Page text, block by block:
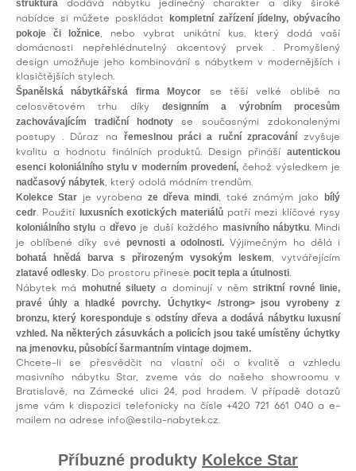
struktura dodává nábytku jedinečný charakter a díky široké
nabídce si můžete poskládat
kompletní zařízení jídelny, obývacího
pokoje či ložnice, nebo vybrat unikátní kus, který dodá vaší
domácnosti nepřehlédnutelný akcentový prvek . Promyšlený
design umožňuje jeho kombinování s nábytkem v modernějších i
klasičtějších stylech.
Španělská nábytkářská firma Moycor se těší velké oblibě na
celosvětovém trhu díky designním a výrobním procesům
zachovávajícím tradiční hodnotyse současnými zdokonalenými
postupy . Důraz na řemeslnou práci a ruční zpracovánízvyšuje
kvalitu a hodnotu finálních produktů. Design přináší autentickou
esenci koloniálního stylu v moderním provedení,čehož výsledkem je
nadčasový nábytek, který odolá módním trendům.
Kolekce Starje vyrobenaze dřeva mindi, také známým jako
bílý
cedr. Použití luxusních exotických materiálůpatří mezi klíčové rysy
koloniálního stylu adřevo je duší každého masivního nábytku. Mindi
je oblíbené díky své pevnosti a odolnosti. Výjimečným ho dělá i
bohatá hnědá barva s přirozeným vysokým leskem, vytvářejícím
zlatavé odlesky. Do prostoru přinese pocit tepla a útulnosti.
Nábytek má mohutné siluetya dominují v němstriktní rovné linie,
pravé úhly a hladké povrchy.
Úchytky< /strong> jsou vyrobenyz
bronzu, který koresponduje s odstíny dřeva a dodává nábytku luxusní
vzhled. Na některých zásuvkách a policích jsou také umístěny úchytky
na jmenovku, působící šarmantním vintage dojmem.
Chcete-li se přesvědčit na vlastní oči o kvalitě a vzhledu
masivního nábytku Star, zveme vás do našeho showroomu v
Bratislavě, na Zámecké ulici 24, pod hradem. V případě dotazů
jsme vám k dispozici telefonicky na čísle+420 721 661 040 a e-
mailem na adrese info@estila-nabytek.cz.
Příbuzné produkty Kolekce Star